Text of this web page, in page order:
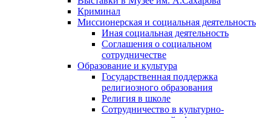
Криминал
Миссионерская и социальная деятельность
Иная социальная деятельность
Соглашения о социальном
сотрудничестве
Образование и культура
Государственная поддержка
религиозного образования
Религия в школе
Сотрудничество в культурно-